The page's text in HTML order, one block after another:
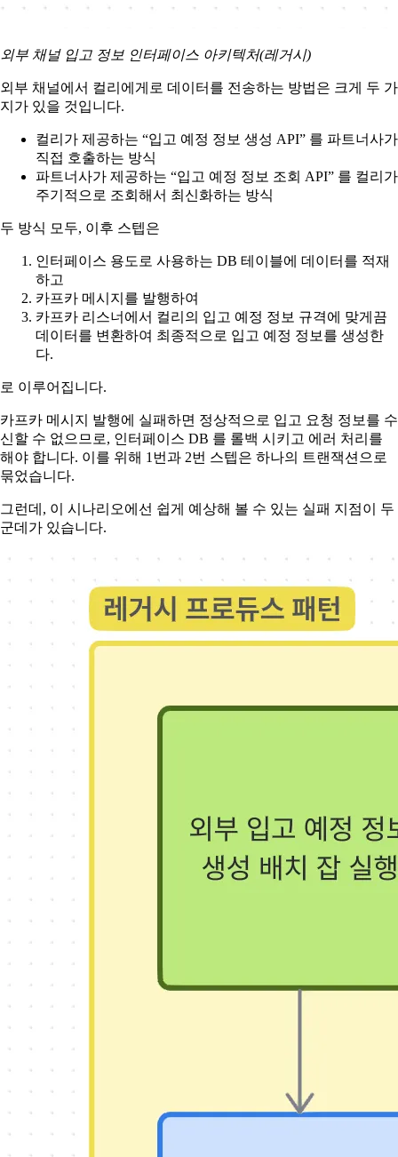
외부 채널 입고 정보 인터페이스 아키텍처(레거시)
외부 채널에서 컬리에게로 데이터를 전송하는 방법은 크게 두 가
지가 있을 것입니다.
컬리가 제공하는 “입고 예정 정보 생성 API” 를 파트너사가
직접 호출하는 방식
파트너사가 제공하는 “입고 예정 정보 조회 API” 를 컬리가
주기적으로 조회해서 최신화하는 방식
두 방식 모두, 이후 스텝은
인터페이스 용도로 사용하는 DB 테이블에 데이터를 적재
하고
카프카 메시지를 발행하여
카프카 리스너에서 컬리의 입고 예정 정보 규격에 맞게끔
데이터를 변환하여 최종적으로 입고 예정 정보를 생성한
다.
로 이루어집니다.
카프카 메시지 발행에 실패하면 정상적으로 입고 요청 정보를 수
신할 수 없으므로, 인터페이스 DB 를 롤백 시키고 에러 처리를
해야 합니다. 이를 위해 1번과 2번 스텝은 하나의 트랜잭션으로
묶었습니다.
그런데, 이 시나리오에선 쉽게 예상해 볼 수 있는 실패 지점이 두
군데가 있습니다.